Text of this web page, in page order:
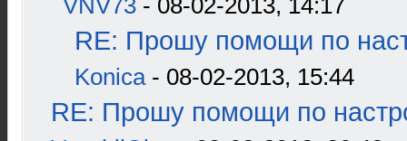
VNV73 - 08-02-2013, 14:17
RE: Прошу помощи по
Konica- 08-02-2013, 15:44
RE: Прошу помощи по